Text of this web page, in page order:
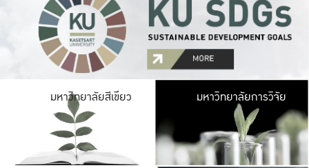
มหาวิทยาลัยสีเขียว มหาวิ
มีพื้นที่เขียวสดใส
เป็นป่าในเมือง เกษต
มหาวิทยาลัยการวิจัย